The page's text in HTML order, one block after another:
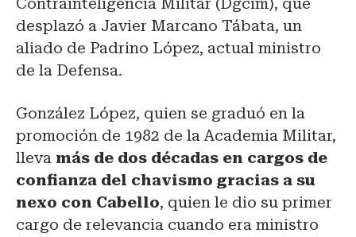
Contrainteligencia Militar (Dgcim), que
desplazó a Javier Marcano Tábata, un
aliado de Padrino López, actual ministro
de la Defensa.
González López, quien se graduó en la
promoción de 1982 de la Academia Militar,
lleva más de dos décadas en cargos de
confianza del chavismo gracias a su
nexo con Cabello, quien le dio su primer
cargo de relevancia cuando era ministro